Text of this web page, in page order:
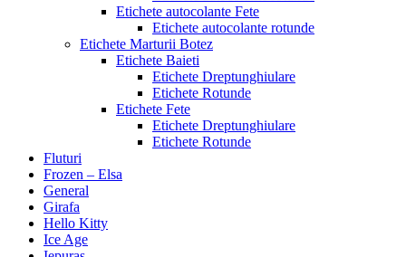
Etichete autocolante Fete
Etichete autocolante rotunde
Etichete Marturii Botez
Etichete Baieti
Etichete Dreptunghiulare
Etichete Rotunde
Etichete Fete
Etichete Dreptunghiulare
Etichete Rotunde
Fluturi
Frozen – Elsa
General
Girafa
Hello Kitty
Ice Age